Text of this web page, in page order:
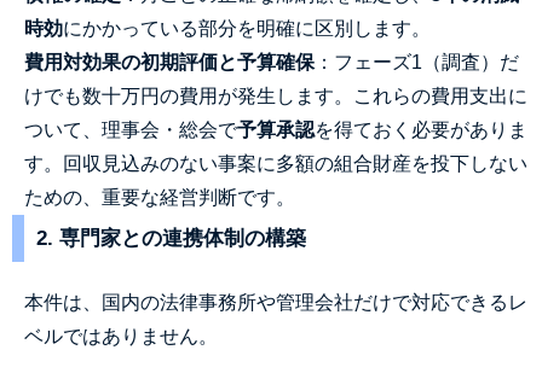
時効にかかっている部分を明確に区別します。
費用対効果の初期評価と予算確保 ：フェーズ1（調査）だ
けでも数十万円の費用が発生します。これらの費用支出に
ついて、理事会・総会で予算承認を得ておく必要がありま
す。回収見込みのない事案に多額の組合財産を投下しない
ための、重要な経営判断です。
2. 専門家との連携体制の構築
本件は、国内の法律事務所や管理会社だけで対応できるレ
ベルではありません。